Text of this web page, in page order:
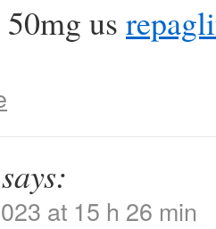
us
says:
at 15 h 26 min